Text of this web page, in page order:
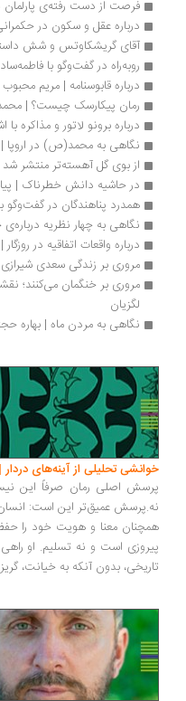
فرصت از دست رفته‌ی پارلمان
درباره عقل و سکون در
آقای گریشکاوتس و شش
رو‌به‌راه در گفت‌وگو با
درباره قابوسنامه | مریم محبوب
رمان پیکارسک چیست؟ |
درباره برونو لاتور و مذاکره
نگاهی به مح‍م‍د(ص‌) در اروپ‍ا
از بوی گل آهسته‌تر منتشر شد
در حاشیه دانش خطرناک |
همدرد پناهندگان در
نگاهی به چهار نظریه
درباره واقعات اتفاقیه در
مروری بر زندگی سعدی شیرازی
لگزیان
نگاهی به مردن ماه | بهاره
خوانشی تحلیلی از آینه‌های
پرسش اصلی رمان صرفاً این
نه.پرسش عمیق‌تر این است:
همچنان معنا و هویت خود را حفظ
پیروزی است و نه تسلیم. او
تاریخی، بدون آنکه به خیانت، گریز